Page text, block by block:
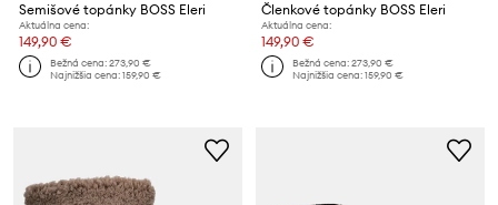
Semišové topánky BOSS Eleri
Aktuálna cena:
149,90 €
Bežná cena:273,90 €
Najnižšia cena:159,90 €
Členkové topánky BOSS Eleri
Aktuálna cena:
149,90 €
Bežná cena:273,90 €
Najnižšia cena:159,90 €